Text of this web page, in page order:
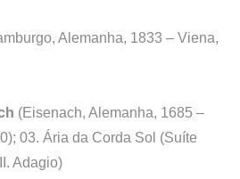
Alemanha, 1833 – Viena,
(Eisenach, Alemanha, 1685 –
03. Ária da Corda Sol (Suíte
Adagio)